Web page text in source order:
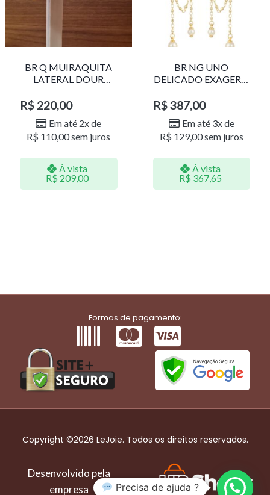
BR Q MUIRAQUITA
LATERAL DOUR
R$ 220,00
Em até 2x de
R$ 110,00sem juros
À vista
R$ 209,00
BR NG UNO
DELICADO EXAGERO
R$387,00
Em até 3x de
R$ 129,00sem juros
À vista
R$ 367,65
Formas de pagamento:
Copyright ©2026 LeJoie. Todos os direitos reservados.
Desenvolvido pela
empresa
Precisa de ajuda ?